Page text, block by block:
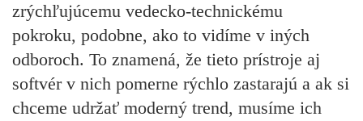
zrýchľujúcemu vedecko-technickému
pokroku, podobne, ako to vidíme v iných
odboroch. To znamená, že tieto prístroje aj
softvér v nich pomerne rýchlo zastarajú a ak si
chceme udržať moderný trend, musíme ich